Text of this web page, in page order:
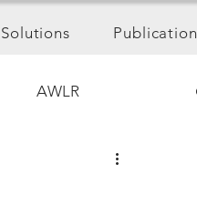
Solutions Publication
AWLR